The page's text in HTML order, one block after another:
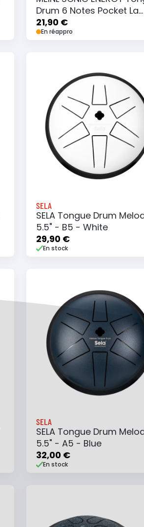
Drum 6 Notes Pocket La
Majeur - Navy Blue
21,90 €
En réappro
Ajouter au panier
Ajouter à ma liste
SELA
SELA Tongue Drum
5.5" - B5 - White
29,90 €
En stock
Ajouter au panier
Ajouter à ma liste
SELA
SELA Tongue Drum
5.5" - A5 - Blue
32,00 €
En stock
Ajouter au panier
Ajouter à ma liste